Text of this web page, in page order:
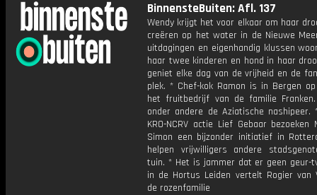
BinnensteBuiten: Afl. 137
Wendy krijgt het voor elkaar om haar
creëren op het water in de Nieuwe
uitdagingen en eigenhandig klussen
haar twee kinderen en hond in haar
geniet elke dag van de vrijheid en de
plek. * Chef-kok Ramon is in Bergen
het fruitbedrijf van de familie
onder andere de Aziatische nashipeer.
KRO-NCRV actie Lief Gebaar bezoeken
Simon een bijzonder initiatief in
helpen vrijwilligers andere
tuin. * Het is jammer dat er geen geur-
in de Hortus Leiden vertelt Rogier van
de rozenfamilie